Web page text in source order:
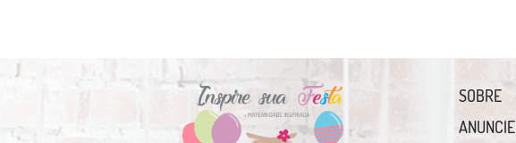
SOBRE
ANUNCIE